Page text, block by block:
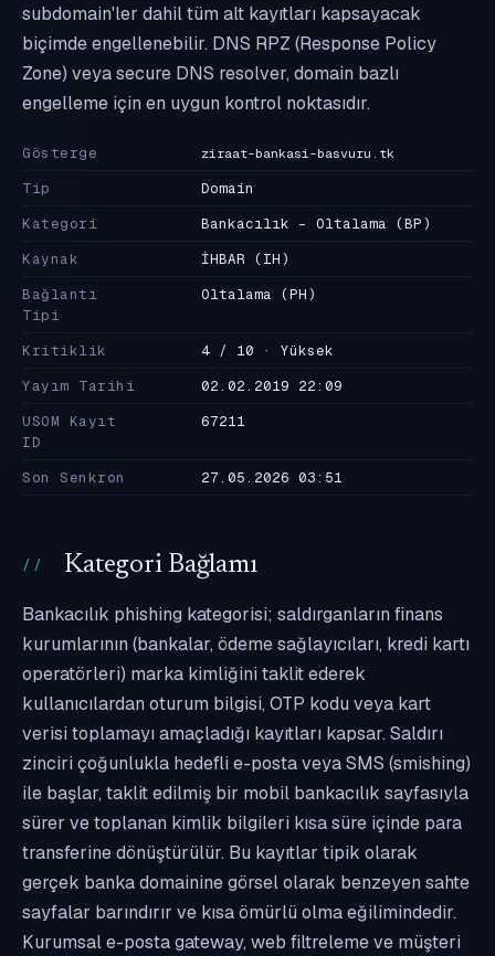
subdomain'ler dahil tüm alt kayıtları kapsayacak
biçimde engellenebilir. DNS RPZ (Response Policy
Zone) veya secure DNS resolver, domain bazlı
engelleme için en uygun kontrol noktasıdır.
Gösterge ziraat-bankasi-basvuru.tk
Tip
Domain
Kategori
Bankacılık - Oltalama (BP)
Kaynak
İHBAR (IH)
Bağlantı
Tipi
Oltalama (PH)
Kritiklik
4 / 10 · Yüksek
Yayım Tarihi
02.02.2019 22:09
USOM Kayıt
ID
67211
Son Senkron 27.05.2026 03:51
Kategori Bağlamı
Bankacılık phishing kategorisi; saldırganların finans
kurumlarının (bankalar, ödeme sağlayıcıları, kredi kartı
operatörleri) marka kimliğini taklit ederek
kullanıcılardan oturum bilgisi, OTP kodu veya kart
verisi toplamayı amaçladığı kayıtları kapsar. Saldırı
zinciri çoğunlukla hedefli e-posta veya SMS (smishing)
ile başlar, taklit edilmiş bir mobil bankacılık sayfasıyla
sürer ve toplanan kimlik bilgileri kısa süre içinde para
transferine dönüştürülür. Bu kayıtlar tipik olarak
gerçek banka domainine görsel olarak benzeyen sahte
sayfalar barındırır ve kısa ömürlü olma eğilimindedir.
Kurumsal e-posta gateway, web filtreleme ve müşteri